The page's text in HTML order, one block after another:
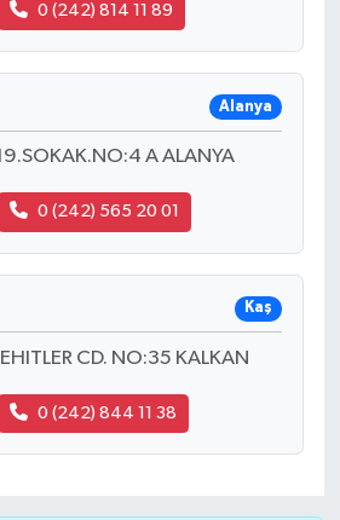
0 (242) 814 11 89
Alanya
A ALANYA
0 (242) 565 20 01
Kaş
CD. NO:35 KALKAN
0 (242) 844 11 38